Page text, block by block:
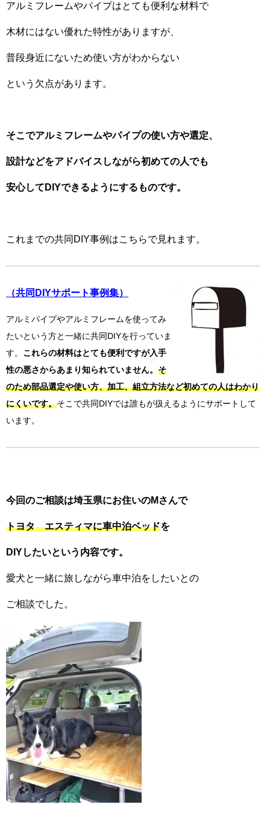
アルミフレームやパイプはとても便利な材料で
木材にはない優れた特性がありますが、
普段身近にないため使い方がわからない
という欠点があります。
そこでアルミフレームやパイプの使い方や選定、
設計などをアドバイスしながら初めての人でも
安心してDIYできるようにするものです。
これまでの共同DIY事例はこちらで見れます。
（共同 DIYサポート事例集）
アルミパイプやアルミフレームを使ってみ
たいという方と一緒に共同DIYを行っていま
す。 これらの材料はとても便利ですが入手
性の悪さからあまり知られていません。 そ
のため部品選定や使い方、加工、組立方法など初めての人はわかり
にくいです。そこで共同DIYでは誰もが扱えるようにサポートして
います。
今回のご相談は埼玉県にお住いのMさんで
トヨタ エスティマに車中泊ベッドを
DIYしたいという内容です。
愛犬と一緒に旅しながら車中泊をしたいとの
ご相談でした。